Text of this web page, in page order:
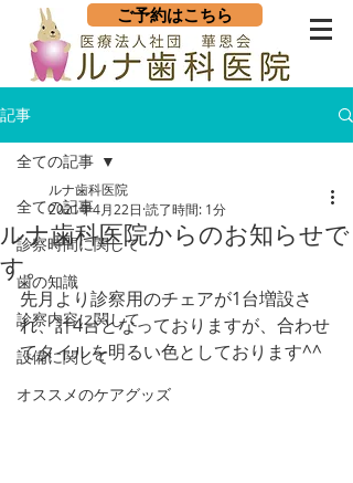
ご予約はこちら
記事
全ての記事
診察時間に関して
歯の知識
診察内容に関して
設備に関して
オススメのケアグッズ
全ての記事
ルナ歯科医院からのお知らせで
す。
ルナ歯科医院
2021年4月22日 読了時間: 1分
先月より診察用のチェアが1台増設さ
れ、計4台となっておりますが、合わせ
てタイルを明るい色としております^^